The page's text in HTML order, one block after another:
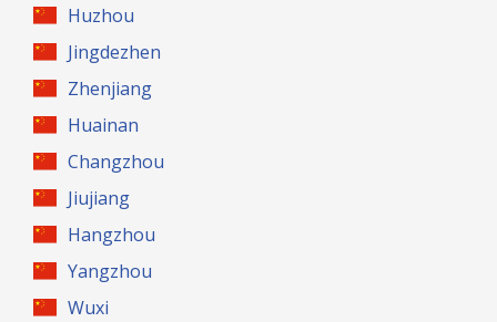
Huzhou
Jingdezhen
Zhenjiang
Huainan
Changzhou
Jiujiang
Hangzhou
Yangzhou
Wuxi